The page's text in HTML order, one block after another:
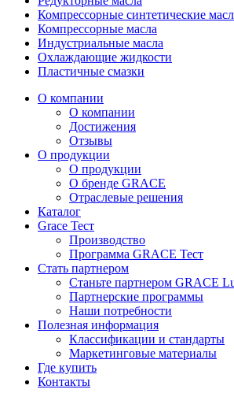
Компрессорные синтетические
Компрессорные масла
Индустриальные масла
Охлаждающие жидкости
Пластичные смазки
О компании
О компании
Достижения
Отзывы
О продукции
О продукции
О бренде GRACE
Отраслевые решения
Каталог
Grace Тест
Производство
Программа GRACE Тест
Стать партнером
Станьте партнером GRACE
Партнерские программы
Наши потребности
Полезная информация
Классификации и стандарты
Маркетинговые материалы
Где купить
Контакты